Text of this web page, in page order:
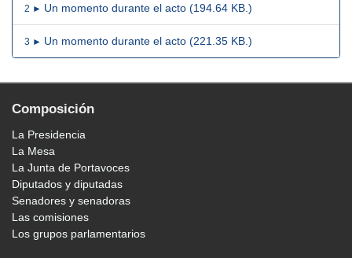
2 ► Un momento durante el acto (194.64 KB.)
3 ► Un momento durante el acto (221.35 KB.)
Composición
La Presidencia
La Mesa
La Junta de Portavoces
Diputados y diputadas
Senadores y senadoras
Las comisiones
Los grupos parlamentarios